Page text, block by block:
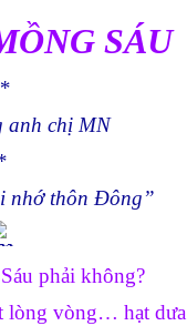
SÁU
*
anh chị MN
nhớ thôn Đông”
phải không?
lòng vòng… hạt dưa